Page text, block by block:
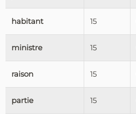
habitant 15
ministre 15
raison 15
partie 15